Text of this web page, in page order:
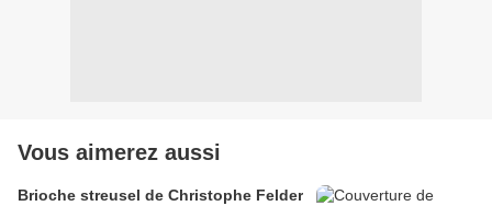
Vous aimerez aussi
Brioche streusel de Christophe Felder